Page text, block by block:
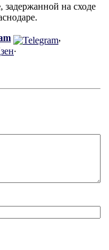
, задержанной на сходе
,
.